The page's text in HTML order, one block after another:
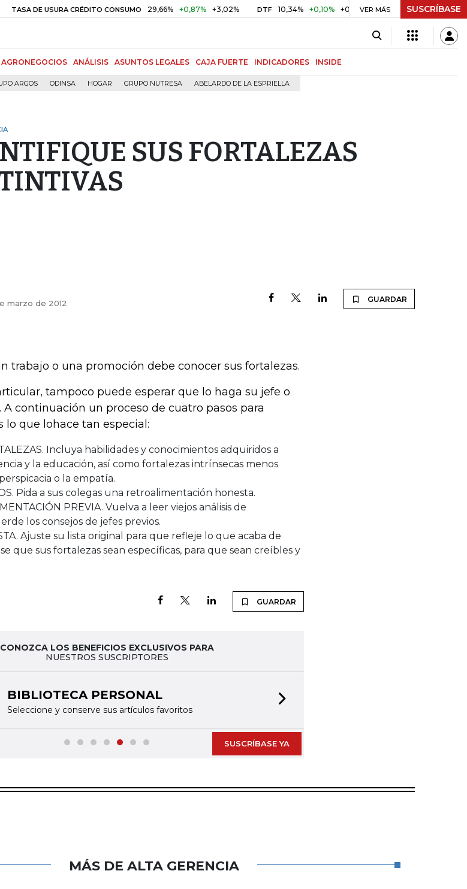
DE USURA CRÉDITO CONSUMO 29,66% +0,87% +3,02% DTF 10,34% +0,10% +0,98% UVR $ 416,91 +$ 0,05
VER MÁS SUSCRÍBASE
AGRONEGOCIOS ANÁLISIS ASUNTOS LEGALES CAJA FUERTE INDICADORES INSIDE
ARGOS ODINSA HOGAR GRUPO NUTRESA ABELARDO DE LA ESPRIELLA
SUS FORTALEZAS
marzo de 2012 GUARDAR
trabajo o una promoción debe conocer sus fortalezas.
tampoco puede esperar que lo haga su jefe o
continuación un proceso de cuatro pasos para
lo que lohace tan especial:
Incluya habilidades y conocimientos adquiridos a
y la educación, así como fortalezas intrínsecas menos
o la empatía.
Pida a sus colegas una retroalimentación honesta.
PREVIA. Vuelva a leer viejos análisis de
los consejos de jefes previos.
Ajuste su lista original para que refleje lo que acaba de
que sus fortalezas sean específicas, para que sean creíbles y
GUARDAR
CONOZCA LOS BENEFICIOS EXCLUSIVOS PARA
NUESTROS SUSCRIPTORES
BIBLIOTECA PERSONAL
Seleccione y conserve sus artículos favoritos
SUSCRÍBASE YA
MÁS DE ALTA GERENCIA